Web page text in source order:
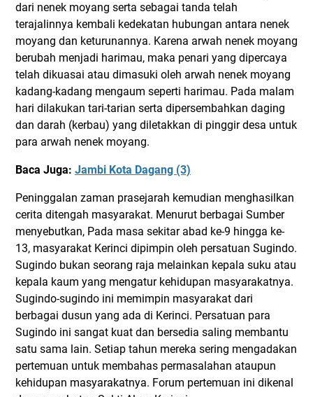
dari nenek moyang serta sebagai tanda telah
terajalinnya kembali kedekatan hubungan antara nenek
moyang dan keturunannya. Karena arwah nenek moyang
berubah menjadi harimau, maka penari yang dipercaya
telah dikuasai atau dimasuki oleh arwah nenek moyang
kadang-kadang mengaum seperti harimau. Pada malam
hari dilakukan tari-tarian serta dipersembahkan daging
dan darah (kerbau) yang diletakkan di pinggir desa untuk
para arwah nenek moyang.
Baca Juga: Jambi Kota Dagang (3)
Peninggalan zaman prasejarah kemudian menghasilkan
cerita ditengah masyarakat. Menurut berbagai Sumber
menyebutkan, Pada masa sekitar abad ke-9 hingga ke-
13, masyarakat Kerinci dipimpin oleh persatuan Sugindo.
Sugindo bukan seorang raja melainkan kepala suku atau
kepala kaum yang mengatur kehidupan masyarakatnya.
Sugindo-sugindo ini memimpin masyarakat dari
berbagai dusun yang ada di Kerinci. Persatuan para
Sugindo ini sangat kuat dan bersedia saling membantu
satu sama lain. Setiap tahun mereka sering mengadakan
pertemuan untuk membahas permasalahan ataupun
kehidupan masyarakatnya. Forum pertemuan ini dikenal